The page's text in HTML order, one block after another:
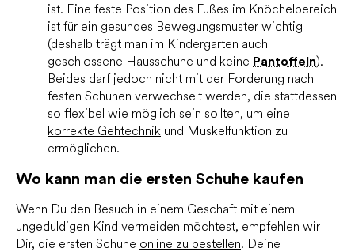
ist. Eine feste Position des Fußes im Knöchelbereich
ist für ein gesundes Bewegungsmuster wichtig
(deshalb trägt man im Kindergarten auch
geschlossene Hausschuhe und keine Pantoffeln).
Beides darf jedoch nicht mit der Forderung nach
festen Schuhen verwechselt werden, die stattdessen
so flexibel wie möglich sein sollten, um eine
korrekte Gehtechnik und Muskelfunktion zu
ermöglichen.
Wo kann man die ersten Schuhe kaufen
Wenn Du den Besuch in einem Geschäft mit einem
ungeduldigen Kind vermeiden möchtest, empfehlen wir
Dir, die ersten Schuhe online zu bestellen. Deine